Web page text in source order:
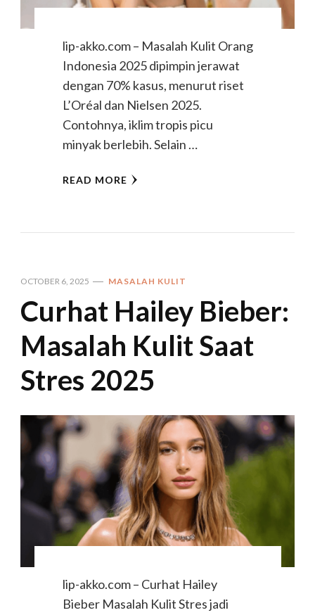
lip-akko.com – Masalah Kulit Orang
Indonesia 2025 dipimpin jerawat
dengan 70% kasus, menurut riset
L’Oréal dan Nielsen 2025.
Contohnya, iklim tropis picu
minyak berlebih. Selain …
READ MORE
OCTOBER 6, 2025 MASALAH KULIT
Curhat Hailey Bieber:
Masalah Kulit Saat
Stres 2025
lip-akko.com – Curhat Hailey
Bieber Masalah Kulit Stres jadi